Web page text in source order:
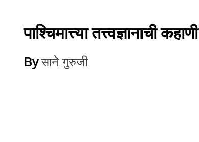
पाश्चिमात्त्या तत्त्वज्ञानाची कहाणी
Byसाने गुरुजी